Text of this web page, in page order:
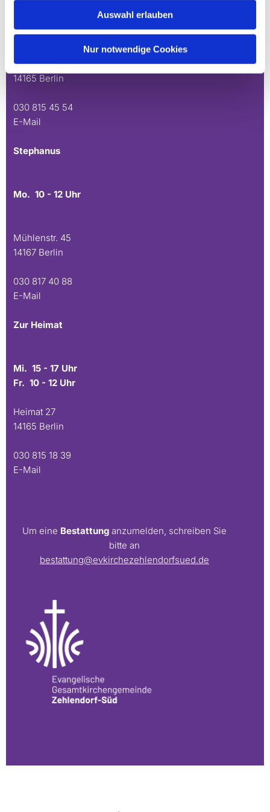
Auswahl erlauben
Nur notwendige Cookies
Do. 16.30 - 18.30 Uhr
Andréezeile 21-23
14165 Berlin
030 815 45 54
E-Mail
Stephanus
Mo. 10 - 12 Uhr
Mühlenstr. 45
14167 Berlin
030 817 40 88
E-Mail
Zur Heimat
Mi. 15 - 17 Uhr
Fr. 10 - 12 Uhr
Heimat 27
14165 Berlin
030 815 18 39
E-Mail
Um eine Bestattung anzumelden, schreiben Sie
bitte an
bestattung@evkirchezehlendorfsued.de